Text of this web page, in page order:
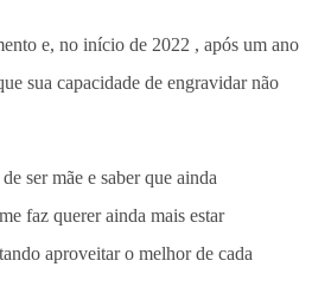
e, no início de 2022 , após um ano
sua capacidade de engravidar não
ser mãe e saber que ainda
faz querer ainda mais estar
aproveitar o melhor de cada